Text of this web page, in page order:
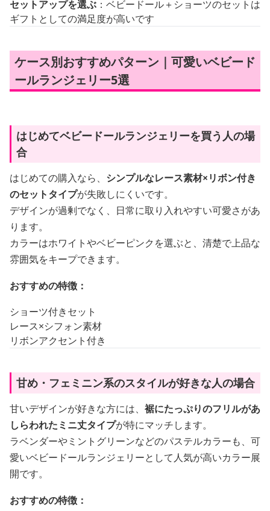
セットアップを選ぶ ：ベビードール＋ショーツのセットは
ギフトとしての満足度が高いです
ケース別おすすめパターン｜可愛いベビード
ールランジェリー5選
はじめてベビードールランジェリーを買う人の場
合
はじめての購入なら、 シンプルなレース素材×リボン付き
のセットタイプが失敗しにくいです。
デザインが過剰でなく、日常に取り入れやすい可愛さがあ
ります。
カラーはホワイトやベビーピンクを選ぶと、清楚で上品な
雰囲気をキープできます。
おすすめの特徴：
ショーツ付きセット
レース×シフォン素材
リボンアクセント付き
甘め・フェミニン系のスタイルが好きな人の場合
甘いデザインが好きな方には、 裾にたっぷりのフリルがあ
しらわれたミニ丈タイプが特にマッチします。
ラベンダーやミントグリーンなどのパステルカラーも、可
愛いベビードールランジェリーとして人気が高いカラー展
開です。
おすすめの特徴：